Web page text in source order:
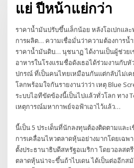
แย่ ปีหน้าแย่กว่า
ราคาน้ำมันปรับขึ้นเล็กน้อย หลังโอเปกแล
การผลิต… ความเชื่อมั่นว่าความต้องการ
ราคาน้ำมันดิบ… นุชนาฏ ได้งานเป็นผู้ช่วยเ
อาหารในโรงแรมชื่อดังเธอได้ร่วมงานกับ
ปกรณ์ ที่เป็นคนไทยเหมือนกันแต่กลับไม่เ
โลกพร้อมใจกันรายงานว่าว่า เหตุ Blue
ระบบไอทีขัดข้องนี้เป็นไปแล้วทั่วโลก ทาง
เหตุการณ์มหากาพย์จอฟ้าเอาไว้แล้ว…
นี้เป็น 5 ประเด็นที่นักลงทุนต้องติดตามและ
การเคลื่อนไหวตลาดหุ้นอย่างมากโดยเฉพ
ตั้งประธานาธิบดีสหรัฐอเมริกา โดยวอลสต
ตลาดหุ้นน่าจะขึ้นถ้าไบเดน ได้เป็นต่ออีกส